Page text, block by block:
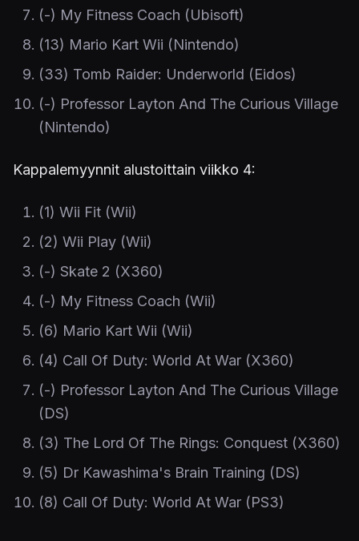
(-) My Fitness Coach (Ubisoft)
(13) Mario Kart Wii (Nintendo)
(33) Tomb Raider: Underworld (Eidos)
(-) Professor Layton And The Curious Village
(Nintendo)
Kappalemyynnit alustoittain viikko 4:
(1) Wii Fit (Wii)
(2) Wii Play (Wii)
(-) Skate 2 (X360)
(-) My Fitness Coach (Wii)
(6) Mario Kart Wii (Wii)
(4) Call Of Duty: World At War (X360)
(-) Professor Layton And The Curious Village
(DS)
(3) The Lord Of The Rings: Conquest (X360)
(5) Dr Kawashima's Brain Training (DS)
(8) Call Of Duty: World At War (PS3)